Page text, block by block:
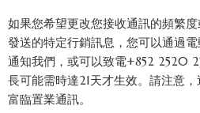
如果您希望更改您接收通訊的頻繁
發送的特定行銷訊息，您可以通過
通知我們，或可以致電+852 2520
長可能需時達21天才生效。請注意
富臨置業通訊。